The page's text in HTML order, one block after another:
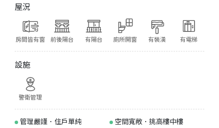
屋況
房間皆有窗 前後陽台 有陽台 廁所開窗 有裝潢 有電梯
設施
警衛管理
管理嚴謹．住戶單純
空間寬敞．挑高樓中樓